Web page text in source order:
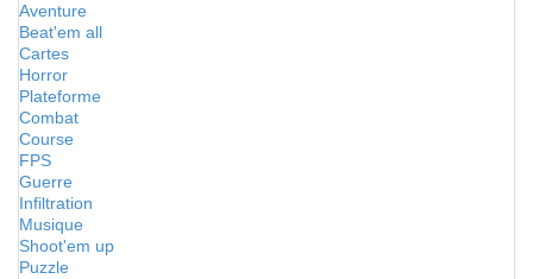
Aventure
Beat'em all
Cartes
Horror
Plateforme
Combat
Course
FPS
Guerre
Infiltration
Musique
Shoot'em up
Puzzle